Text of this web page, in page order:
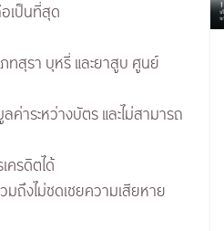
เป็นที่สุด
ทสุรา บุหรี่ และยาสูบ ศูนย์
าระหว่างบัตร และไม่สามารถ
ครดิตได้
ถึงไม่ชดเชยความเสียหาย